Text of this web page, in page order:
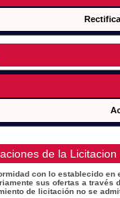
de la Licitacion
con lo establecido en
sus ofertas a través
de licitación no se